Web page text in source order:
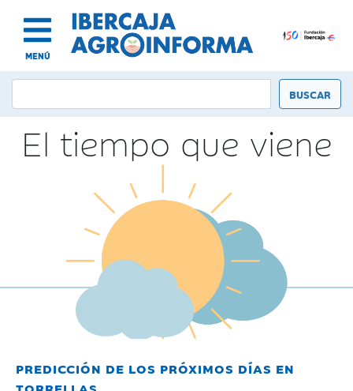
MENÚ
El tiempo que viene
PREDICCIÓN DE LOS PRÓXIMOS DÍAS EN